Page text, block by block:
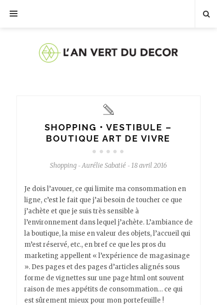
SHOPPING • VESTIBULE –
BOUTIQUE ART DE VIVRE
Shopping - Aurélie Sabatié - 18 avril 2016
Je dois l’avouer, ce qui limite ma consommation en
ligne, c’est le fait que j’ai besoin de toucher ce que
j’achète et que je suis très sensible à
l’environnement dans lequel j’achète. L’ambiance de
la boutique, la mise en valeur des objets, l’accueil qui
m’est réservé, etc., en bref ce que les pros du
marketing appellent « l’expérience de magasinage
». Des pages et des pages d’articles alignés sous
forme de vignettes sur une page html ont souvent
raison de mes appétits de consommation… ce qui
est sûrement mieux pour mon portefeuille !